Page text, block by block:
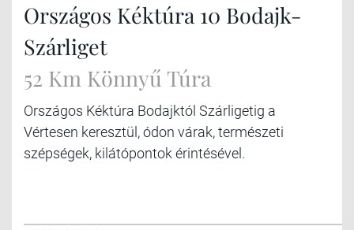
Országos Kéktúra 10 Bodajk-
Szárliget
52 Km Könnyű Túra
Országos Kéktúra Bodajktól Szárligetig a
Vértesen keresztül, ódon várak, természeti
szépségek, kilátópontok érintésével.